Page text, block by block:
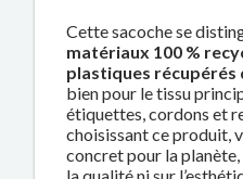
Cette sacoche se
matériaux 100 %
plastiques récupérés
bien pour le tissu
étiquettes, cordons et
choisissant ce produit,
concret pour la